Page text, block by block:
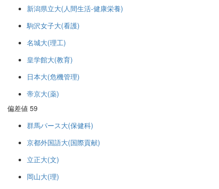
新潟県立大(人間生活-健康栄養)
駒沢女子大(看護)
名城大(理工)
皇学館大(教育)
日本大(危機管理)
帝京大(薬)
偏差値 59
群馬パース大(保健科)
京都外国語大(国際貢献)
立正大(文)
岡山大(理)